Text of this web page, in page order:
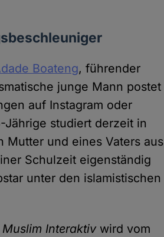
Boateng, führender
junge Mann postet
auf Instagram oder
Jährige studiert derzeit in
Mutter und eines Vaters aus
Schulzeit eigenständig
unter den islamistischen
Muslim Interaktivwird vom